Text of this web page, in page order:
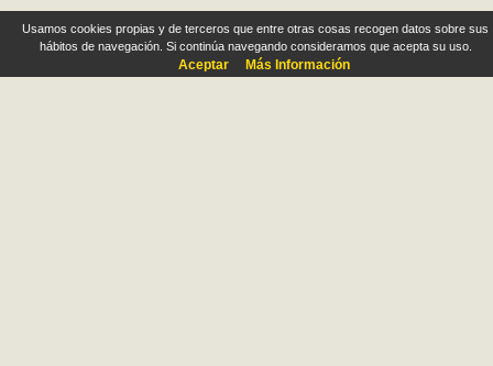
Usamos cookies propias y de terceros que entre otras cosas recogen datos sobre sus
hábitos de navegación. Si continúa navegando consideramos que acepta su uso.
Aceptar Más Información